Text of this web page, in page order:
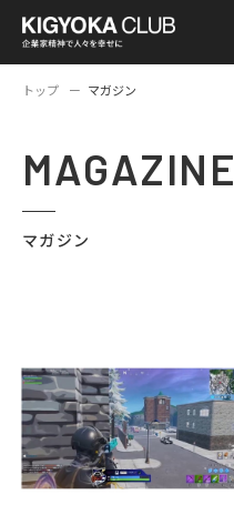
トップ マガジン
MAGAZINE
マガジン